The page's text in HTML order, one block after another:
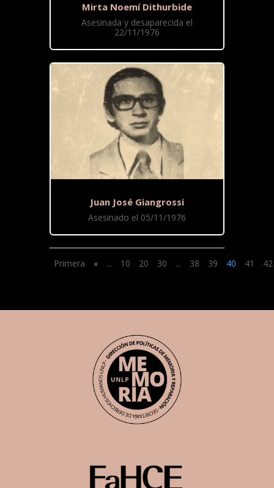
Mirta Noemí Dithurbide
Asesinada y desaparecida el
22/11/1976
Juan José Giangrossi
Asesinado el 05/11/1976
Primera « ... 10 20 30 ... 38 39 40 41 42